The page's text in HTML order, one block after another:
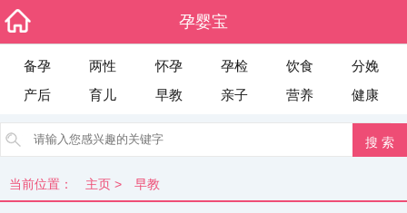
孕婴宝
备孕 两性 怀孕 孕检 饮食
分娩
产后
育儿 早教 亲子 营养 健康
当前位置： 主页 > 早教